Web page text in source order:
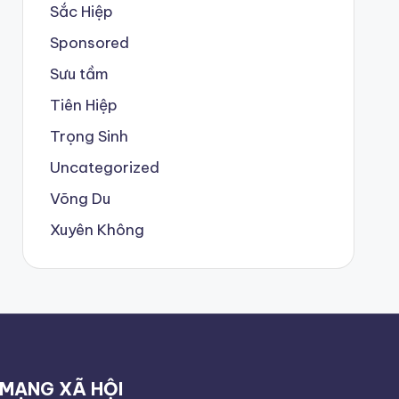
Sắc Hiệp
Sponsored
Sưu tầm
Tiên Hiệp
Trọng Sinh
Uncategorized
Võng Du
Xuyên Không
MẠNG XÃ HỘI